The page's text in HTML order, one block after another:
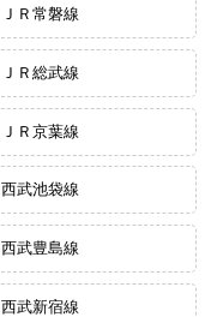
ＪＲ常磐線
ＪＲ総武線
ＪＲ京葉線
西武池袋線
西武豊島線
西武新宿線